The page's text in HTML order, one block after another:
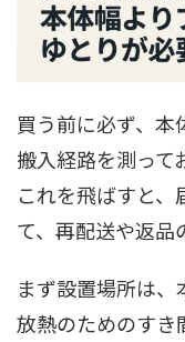
買う前に必ず、本
搬入経路を測って
これを飛ばすと
て、再配送や返品
まず設置場所は
放熱のためのすき